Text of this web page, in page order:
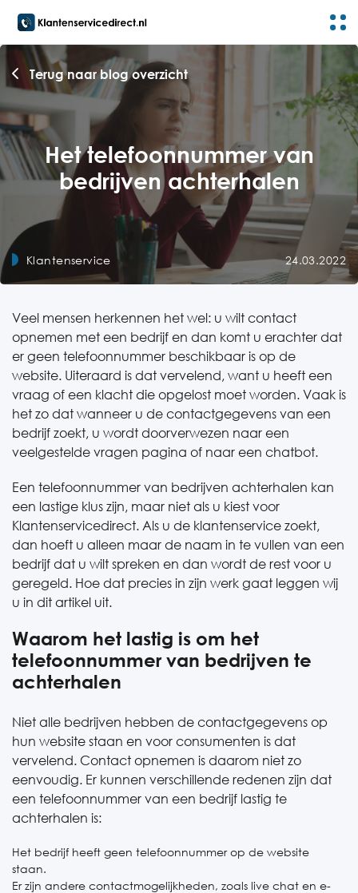
Terug naar blog overzicht
Het telefoonnummer van
bedrijven achterhalen
Klantenservice 24.03.2022
Veel mensen herkennen het wel: u wilt contact
opnemen met een bedrijf en dan komt u erachter dat
er geen telefoonnummer beschikbaar is op de
website. Uiteraard is dat vervelend, want u heeft een
vraag of een klacht die opgelost moet worden. Vaak is
het zo dat wanneer u de contactgegevens van een
bedrijf zoekt, u wordt doorverwezen naar een
veelgestelde vragen pagina of naar een chatbot.
Een telefoonnummer van bedrijven achterhalen kan
een lastige klus zijn, maar niet als u kiest voor
Klantenservicedirect. Als u de klantenservice zoekt,
dan hoeft u alleen maar de naam in te vullen van een
bedrijf dat u wilt spreken en dan wordt de rest voor u
geregeld. Hoe dat precies in zijn werk gaat leggen wij
u in dit artikel uit.
Waarom het lastig is om het
telefoonnummer van bedrijven te
achterhalen
Niet alle bedrijven hebben de contactgegevens op
hun website staan en voor consumenten is dat
vervelend. Contact opnemen is daarom niet zo
eenvoudig. Er kunnen verschillende redenen zijn dat
een telefoonnummer van een bedrijf lastig te
achterhalen is:
Het bedrijf heeft geen telefoonnummer op de website
staan.
Er zijn andere contactmogelijkheden, zoals live chat en e-